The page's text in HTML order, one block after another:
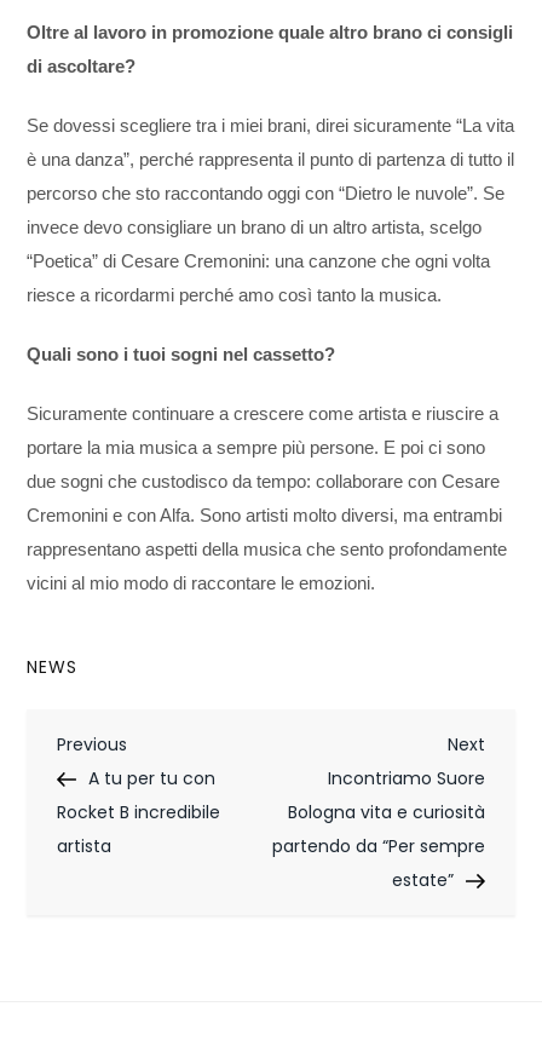
Oltre al lavoro in promozione quale altro brano ci consigli
di ascoltare?
Se dovessi scegliere tra i miei brani, direi sicuramente “La vita
è una danza”, perché rappresenta il punto di partenza di tutto il
percorso che sto raccontando oggi con “Dietro le nuvole”. Se
invece devo consigliare un brano di un altro artista, scelgo
“Poetica” di Cesare Cremonini: una canzone che ogni volta
riesce a ricordarmi perché amo così tanto la musica.
Quali sono i tuoi sogni nel cassetto?
Sicuramente continuare a crescere come artista e riuscire a
portare la mia musica a sempre più persone. E poi ci sono
due sogni che custodisco da tempo: collaborare con Cesare
Cremonini e con Alfa. Sono artisti molto diversi, ma entrambi
rappresentano aspetti della musica che sento profondamente
vicini al mio modo di raccontare le emozioni.
NEWS
N
a
v
Previous
Post
Previous
A tu per tu con
Rocket B incredibile
artista
Next
Post
Next
Incontriamo Suore
Bologna vita e curiosità
partendo da “Per sempre
estate”